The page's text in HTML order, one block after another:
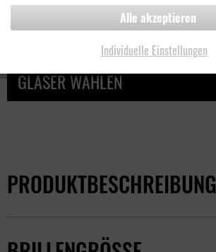
Qualitäts-Sonnenschutzglas
GLÄSER WÄHLEN
PRODUKTBESCHREIBUNG
Individuelle Einstellungen
Alle akzeptieren